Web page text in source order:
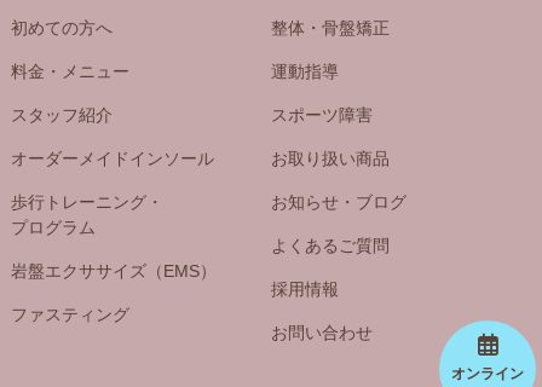
オンライン
初めての方へ
料金・メニュー
スタッフ紹介
整体・骨盤矯正
運動指導
スポーツ障害
オーダーメイドインソール
歩行トレーニング・
プログラム
岩盤エクササイズ（EMS）
ファスティング
お取り扱い商品
お知らせ・ブログ
よくあるご質問
採用情報
お問い合わせ